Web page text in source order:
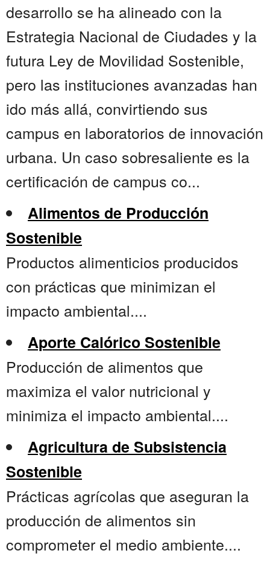
desarrollo se ha alineado con la
Estrategia Nacional de Ciudades y la
futura Ley de Movilidad Sostenible,
pero las instituciones avanzadas han
ido más allá, convirtiendo sus
campus en laboratorios de innovación
urbana. Un caso sobresaliente es la
certificación de campus co...
Alimentos de Producción
Sostenible
Productos alimenticios producidos
con prácticas que minimizan el
impacto ambiental....
Aporte Calórico Sostenible
Producción de alimentos que
maximiza el valor nutricional y
minimiza el impacto ambiental....
Agricultura de Subsistencia
Sostenible
Prácticas agrícolas que aseguran la
producción de alimentos sin
comprometer el medio ambiente....